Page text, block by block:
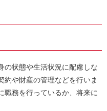
状態や生活状況に配慮しな
約や財産の管理などを行いま
職務を行っているか、将来に